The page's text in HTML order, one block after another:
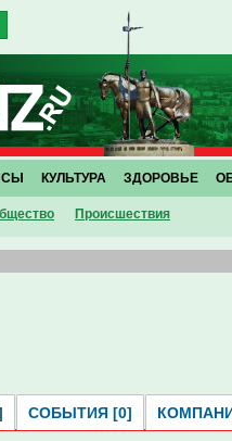
Проиcшествия
КУЛЬТУРА ЗДОРОВЬЕ
СОБЫТИЯ [0]